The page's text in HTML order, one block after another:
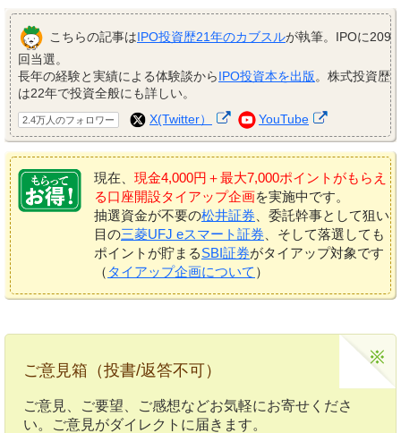
こちらの記事はIPO投資歴21年のカブスルが執筆。IPOに209
回当選。
長年の経験と実績による体験談からIPO投資本を出版。株式投資歴
は22年で投資全般にも詳しい。
2.4万人のフォロワー X(Twitter） YouTube
現在、 現金4,000円＋最大7,000ポイントがもらえ
る口座開設タイアップ企画を実施中です。
抽選資金が不要の松井証券 、委託幹事として狙い
目の三菱UFJ eスマート証券 、そして落選しても
ポイントが貯まるSBI証券がタイアップ対象です
（ タイアップ企画について ）
ご意見箱（投書/返答不可）
ご意見、ご要望、ご感想などお気軽にお寄せくださ
い。ご意見がダイレクトに届きます。